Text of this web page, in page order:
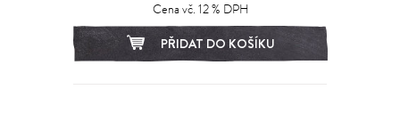
Cena vč. 12 % DPH
PŘIDAT DO KOŠÍKU